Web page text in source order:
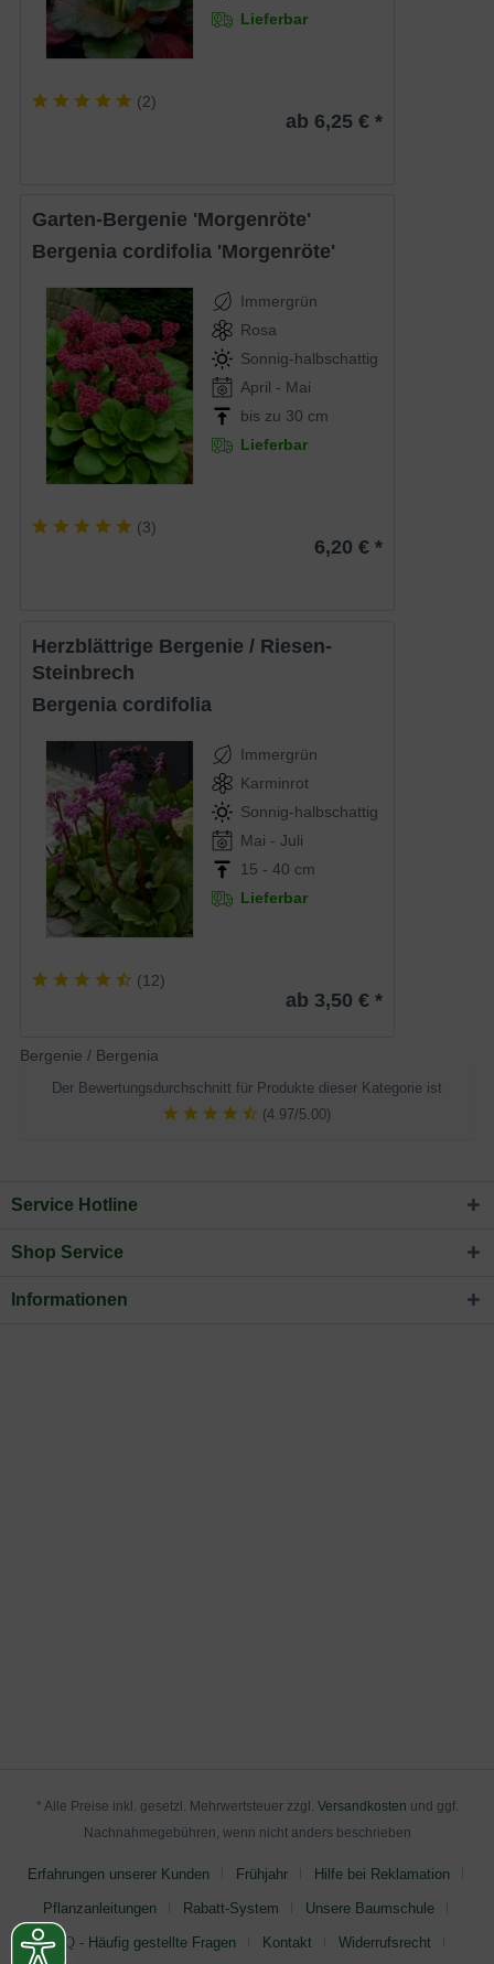
Lieferbar
(2)
ab 6,25 € *
Garten-Bergenie 'Morgenröte'
Bergenia cordifolia 'Morgenröte'
Immergrün
Rosa
Sonnig-halbschattig
April - Mai
bis zu 30 cm
Lieferbar
(3)
6,20 € *
Herzblättrige Bergenie / Riesen-
Steinbrech
Bergenia cordifolia
Immergrün
Karminrot
Sonnig-halbschattig
Mai - Juli
15 - 40 cm
Lieferbar
(12)
ab 3,50 € *
Bergenie / Bergenia
Der Bewertungsdurchschnitt für Produkte dieser Kategorie ist
(4.97/5.00)
Service Hotline
Shop Service
Informationen
* Alle Preise inkl. gesetzl. Mehrwertsteuer zzgl. Versandkosten und ggf.
Nachnahmegebühren, wenn nicht anders beschrieben
Erfahrungen unserer Kunden Frühjahr Hilfe bei Reklamation
Pflanzanleitungen Rabatt-System Unsere Baumschule
FAQ - Häufig gestellte Fragen Kontakt Widerrufsrecht